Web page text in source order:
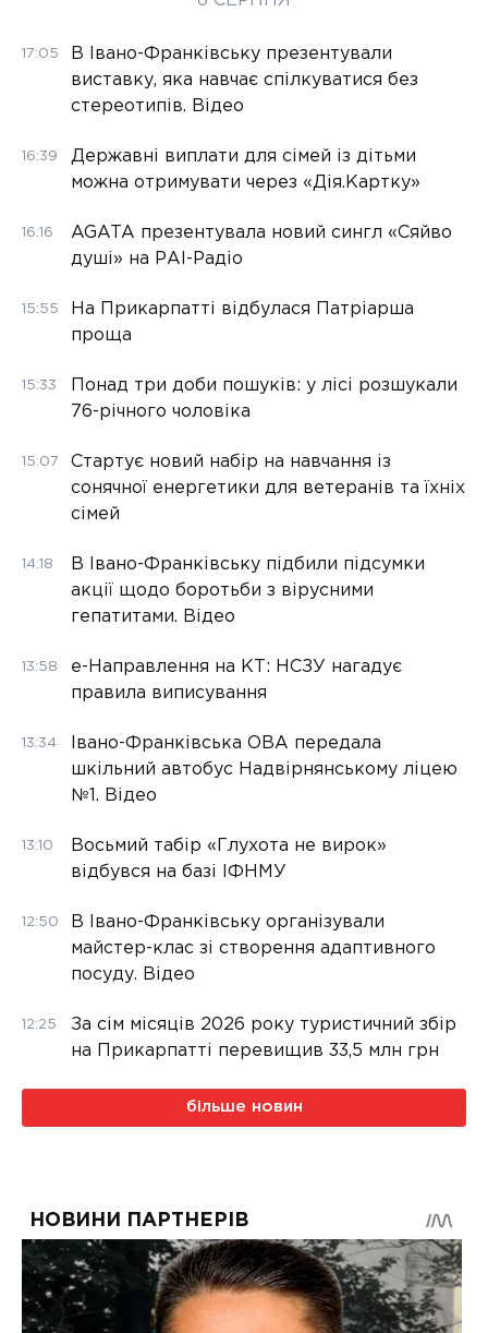
17:05
В Івано-Франківську презентували
виставку, яка навчає спілкуватися без
стереотипів. Відео
16:39
Державні виплати для сімей із дітьми
можна отримувати через «Дія.Картку»
16:16
AGATA презентувала новий сингл «Сяйво
душі» на РАІ-Радіо
15:55
На Прикарпатті відбулася Патріарша
проща
15:33
Понад три доби пошуків: у лісі розшукали
76-річного чоловіка
15:07
Стартує новий набір на навчання із
сонячної енергетики для ветеранів та їхніх
сімей
14:18
В Івано-Франківську підбили підсумки
акції щодо боротьби з вірусними
гепатитами. Відео
13:58
е-Направлення на КТ: НСЗУ нагадує
правила виписування
13:34
Івано-Франківська ОВА передала
шкільний автобус Надвірнянському ліцею
№1. Відео
13:10
Восьмий табір «Глухота не вирок»
відбувся на базі ІФНМУ
12:50
В Івано-Франківську організували
майстер-клас зі створення адаптивного
посуду. Відео
12:25
За сім місяців 2026 року туристичний збір
на Прикарпатті перевищив 33,5 млн грн
більше новин